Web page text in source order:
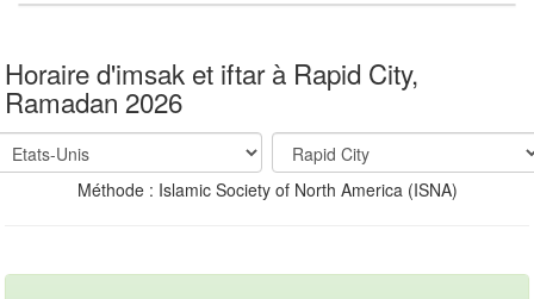
Horaire d'imsak et iftar à Rapid City,
Ramadan 2026
Méthode : Islamic Society of North America (ISNA)